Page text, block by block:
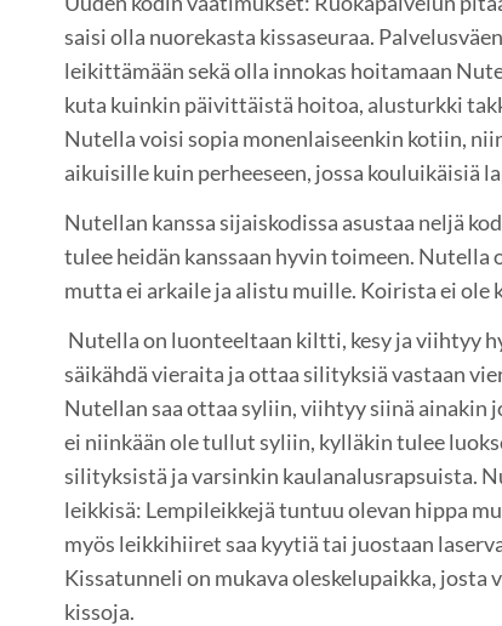
saisi olla nuorekasta kissaseuraa.
leikittämään sekä olla innokas hoitamaan
kuta kuinkin päivittäistä hoitoa, alusturkki
Nutella voisi sopia monenlaiseenkin kotiin,
aikuisille kuin perheeseen, jossa kouluikäisiä
Nutellan kanssa sijaiskodissa asustaa neljä
tulee heidän kanssaan hyvin toimeen. Nutella
mutta ei arkaile ja alistu muille. Koirista ei ole
Nutella on luonteeltaan kiltti, kesy ja viihtyy
säikähdä vieraita ja ottaa silityksiä vastaan
Nutellan saa ottaa syliin, viihtyy siinä ainakin
ei niinkään ole tullut syliin, kylläkin tulee
silityksistä ja varsinkin kaulanalusrapsuista.
leikkisä: Lempileikkejä tuntuu olevan hippa
myös leikkihiiret saa kyytiä tai juostaan
Kissatunneli on mukava oleskelupaikka, josta
kissoja.